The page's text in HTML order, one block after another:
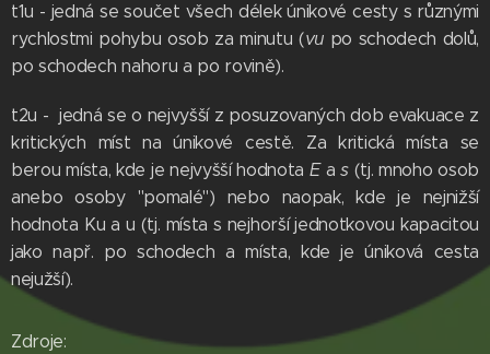
t1u - jedná se součet všech délek únikové cesty s různými
rychlostmi pohybu osob za minutu (vu po schodech dolů,
po schodech nahoru a po rovině).
t2u - jedná se o nejvyšší z posuzovaných dob evakuace z
kritických míst na únikové cestě. Za kritická místa se
berou místa, kde je nejvyšší hodnota Eas(tj. mnoho osob
anebo osoby "pomalé") nebo naopak, kde je nejnižší
hodnota Ku a u (tj. místa s nejhorší jednotkovou kapacitou
jako např. po schodech a místa, kde je úniková cesta
nejužší).
Zdroje: